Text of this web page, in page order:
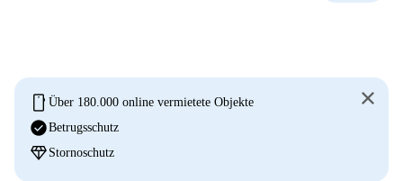
mobile Über 180.000 online vermietete Objekte
check_circleBetrugsschutz
diamond Stornoschutz